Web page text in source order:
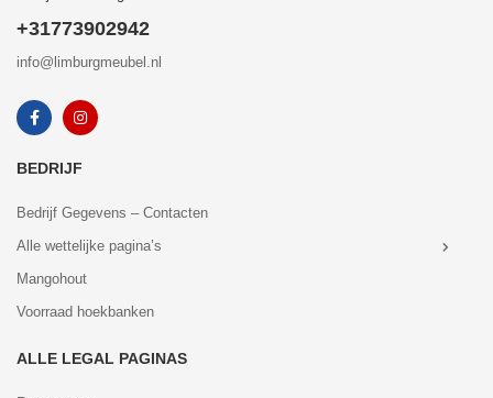
+31773902942
info@limburgmeubel.nl
BEDRIJF
Bedrijf Gegevens – Contacten
Alle wettelijke pagina’s
Mangohout
Voorraad hoekbanken
ALLE LEGAL PAGINAS